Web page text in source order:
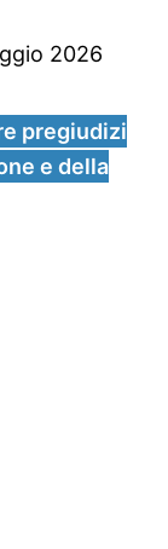
2026
pregiudizi
e della